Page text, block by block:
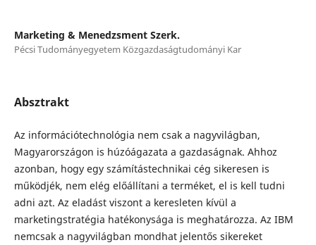
Marketing & Menedzsment Szerk.
Pécsi Tudományegyetem Közgazdaságtudományi Kar
Absztrakt
Az információtechnológia nem csak a nagyvilágban,
Magyarországon is húzóágazata a gazdaságnak. Ahhoz
azonban, hogy egy számítástechnikai cég sikeresen is
működjék, nem elég előállítani a terméket, el is kell tudni
adni azt. Az eladást viszont a keresleten kívül a
marketingstratégia hatékonysága is meghatározza. Az IBM
nemcsak a nagyvilágban mondhat jelentős sikereket